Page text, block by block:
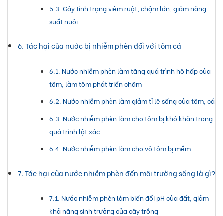
Gây tình trạng viêm ruột, chậm lớn, giảm năng
suất nuôi
Tác hại của nước bị nhiễm phèn đối với tôm cá
Nước nhiễm phèn làm tăng quá trình hô hấp của
tôm, làm tôm phát triển chậm
Nước nhiễm phèn làm giảm tỉ lệ sống của tôm, cá
Nước nhiễm phèn làm cho tôm bị khó khăn trong
quá trình lột xác
Nước nhiễm phèn làm cho vỏ tôm bị mềm
Tác hại của nước nhiễm phèn đến môi trường sống là gì?
Nước nhiễm phèn làm biến đổi pH của đất, giảm
khả năng sinh trưởng của cây trồng